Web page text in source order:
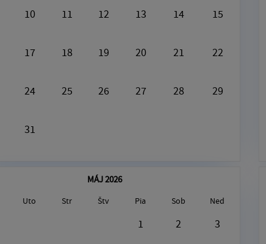
10 11 12 13 14 15
17 18 19 20 21 22
24 25 26 27 28 29
31
MÁJ 2026
Uto Str Štv Pia Sob Ned
1 2 3